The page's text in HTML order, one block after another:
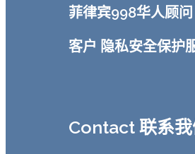
菲律宾998华人顾
客户 隐私安全保护
Contact 联系我